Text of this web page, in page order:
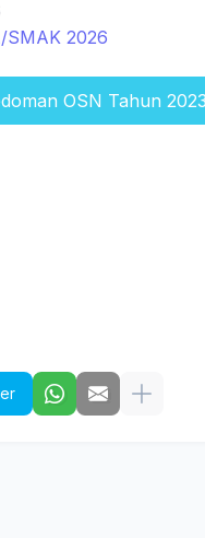
SMAK 2026
OSN Tahun